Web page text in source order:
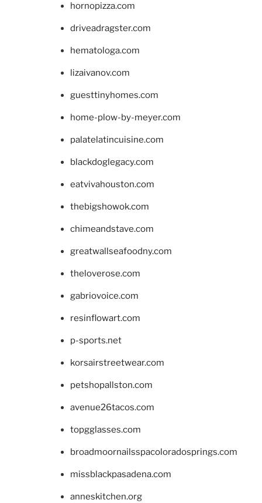
hornopizza.com
driveadragster.com
hematologa.com
lizaivanov.com
guesttinyhomes.com
home-plow-by-meyer.com
palatelatincuisine.com
blackdoglegacy.com
eatvivahouston.com
thebigshowok.com
chimeandstave.com
greatwallseafoodny.com
theloverose.com
gabriovoice.com
resinflowart.com
p-sports.net
korsairstreetwear.com
petshopallston.com
avenue26tacos.com
topgglasses.com
broadmoornailsspacoloradosprings.com
missblackpasadena.com
anneskitchen.org